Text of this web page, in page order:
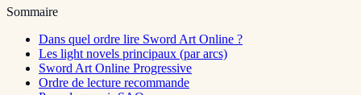
Sommaire
Dans quel ordre lire Sword Art Online ?
Les light novels principaux (par arcs)
Sword Art Online Progressive
Ordre de lecture recommande